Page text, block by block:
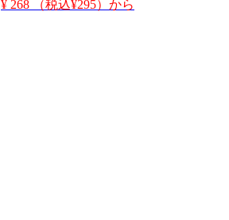
¥ 268 （税込¥295）から